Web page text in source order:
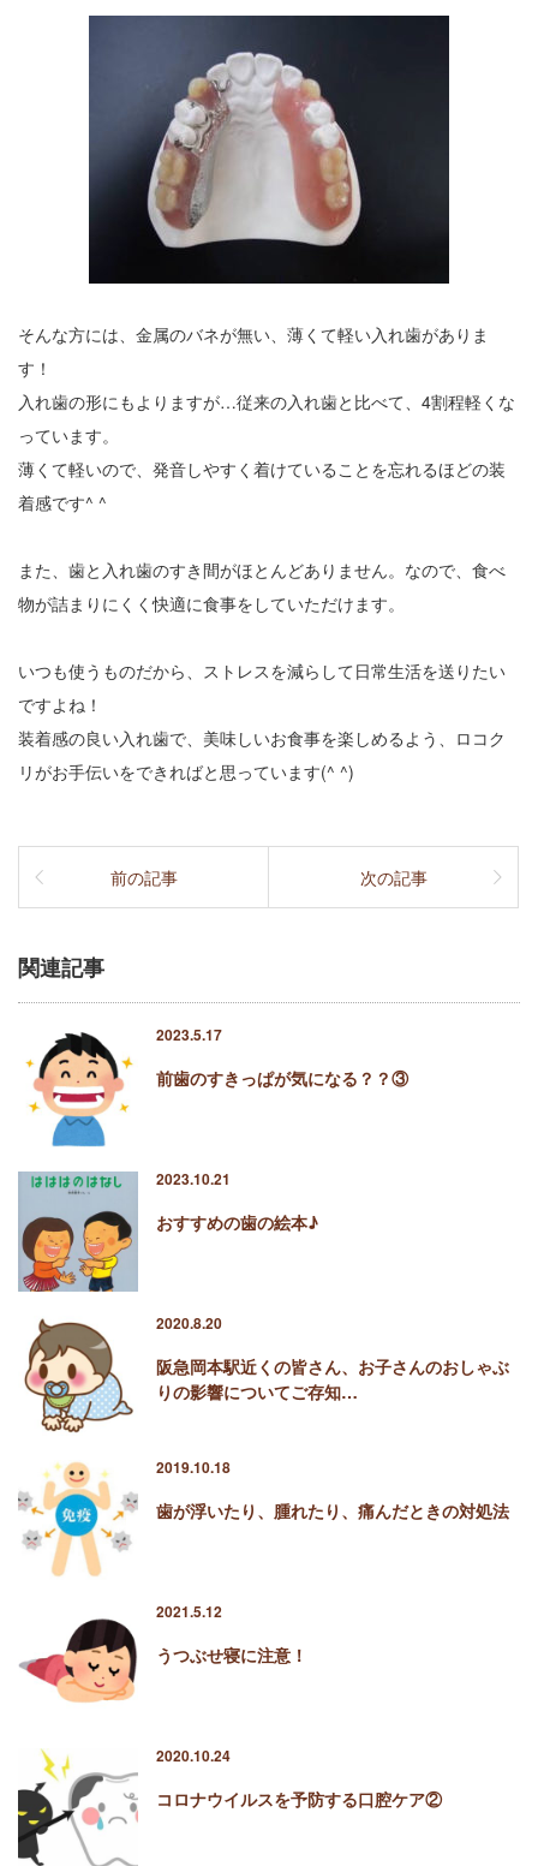
そんな方には、金属のバネが無い、薄くて軽い入れ歯がありま
す！
入れ歯の形にもよりますが…従来の入れ歯と比べて、4割程軽くな
っています。
薄くて軽いので、発音しやすく着けていることを忘れるほどの装
着感です^ ^
また、歯と入れ歯のすき間がほとんどありません。なので、食べ
物が詰まりにくく快適に食事をしていただけます。
いつも使うものだから、ストレスを減らして日常生活を送りたい
ですよね！
装着感の良い入れ歯で、美味しいお食事を楽しめるよう、ロコク
リがお手伝いをできればと思っています(^ ^)
前の記事 次の記事
関連記事
2023.5.17
前歯のすきっぱが気になる？？③
2023.10.21
おすすめの歯の絵本♪
2020.8.20
阪急岡本駅近くの皆さん、お子さんのおしゃぶ
りの影響についてご存知…
2019.10.18
歯が浮いたり、腫れたり、痛んだときの対処法
2021.5.12
うつぶせ寝に注意！
2020.10.24
コロナウイルスを予防する口腔ケア②